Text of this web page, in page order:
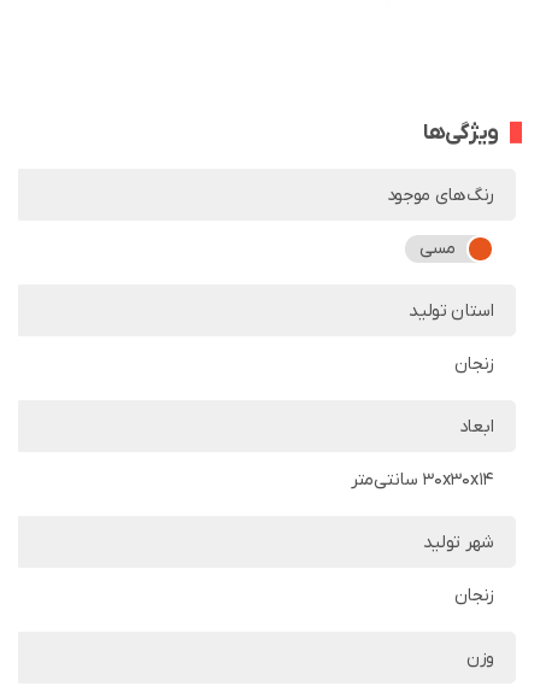
ویژگی‌ها
رنگ‌های موجود
مسی
استان تولید
زنجان
ابعاد
30x30x14 سانتی‌متر
شهر تولید
زنجان
وزن